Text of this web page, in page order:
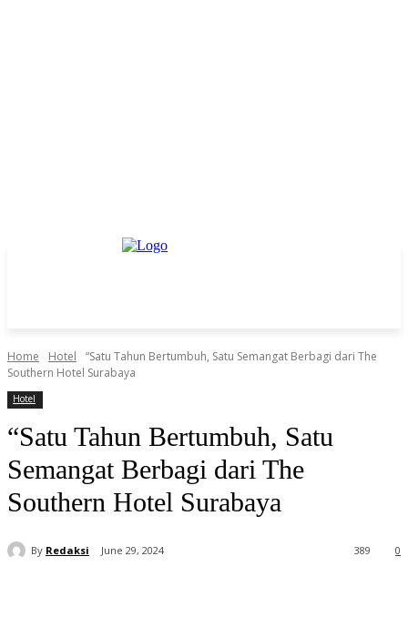
Home Hotel
“Satu Tahun Bertumbuh, Satu Semangat Berbagi dari The
Southern Hotel Surabaya
Hotel
“Satu Tahun Bertumbuh, Satu
Semangat Berbagi dari The
Southern Hotel Surabaya
By Redaksi June 29, 2024 0
389